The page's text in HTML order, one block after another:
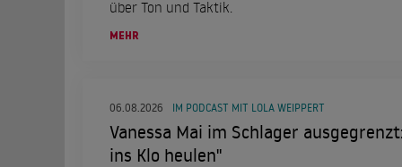
über Ton und Taktik.
MEHR
06.08.2026 IM PODCAST MIT LOLA WEIPPERT
Vanessa Mai im Schlager
ins Klo heulen"